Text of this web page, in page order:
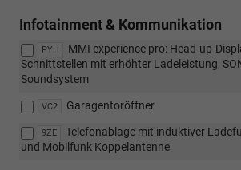
Infotainment & Kommunikation
PYH
MMI experience pro: Head-up-
Schnittstellen mit erhöhter Ladeleistung,
Soundsystem
VC2 Garagentoröffner
9ZE
Telefonablage mit induktiver
und Mobilfunk Koppelantenne